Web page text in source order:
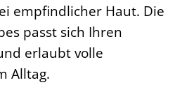
empfindlicher Haut. Die
passt sich Ihren
erlaubt volle
Alltag.